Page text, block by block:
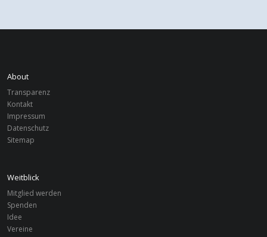
About
Transparenz
Kontakt
Impressum
Datenschutz
Sitemap
Weitblick
Mitglied werden
Spenden
Idee
Vereine